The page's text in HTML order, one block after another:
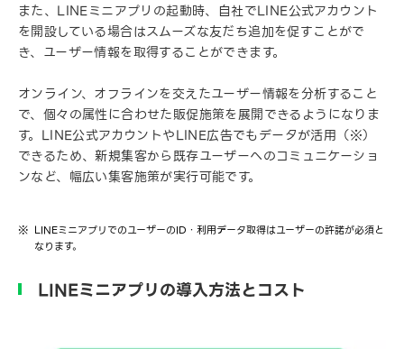
また、LINEミニアプリの起動時、自社でLINE公式アカウント
を開設している場合はスムーズな友だち追加を促すことがで
き、ユーザー情報を取得することができます。
オンライン、オフラインを交えたユーザー情報を分析すること
で、個々の属性に合わせた販促施策を展開できるようになりま
す。LINE公式アカウントやLINE広告でもデータが活用（※）
できるため、新規集客から既存ユーザーへのコミュニケーショ
ンなど、幅広い集客施策が実行可能です。
LINEミニアプリでのユーザーのID・利用データ取得はユーザーの許諾が必須と
なります。
LINEミニアプリの導入方法とコスト